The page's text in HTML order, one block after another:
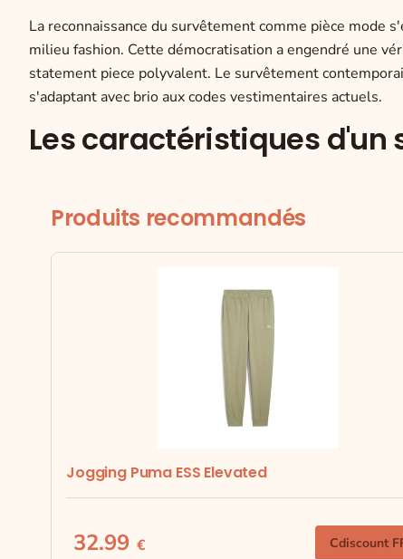
La reconnaissance du survêtement comme pièce mode
milieu fashion. Cette démocratisation a engendré une
statement piece polyvalent. Le survêtement
s'adaptant avec brio aux codes vestimentaires actuels.
Les caractéristiques
Produits recommandés
Jogging Puma ESS Elevated
32.99 € Cdiscount